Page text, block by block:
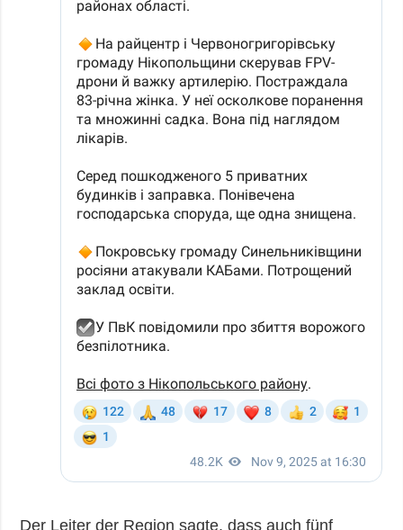
Der Leiter der Region sagte, dass auch fünf